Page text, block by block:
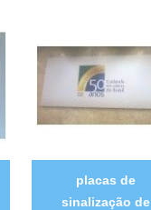
placas de
sinalização de